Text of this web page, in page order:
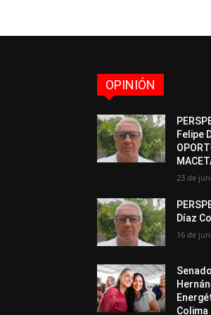
OPINIÓN
Felipe
23 de
Díaz
16 de
Colima